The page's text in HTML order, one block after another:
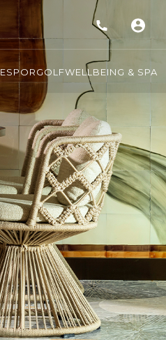
SPORGOLFWELLBEING & SPA